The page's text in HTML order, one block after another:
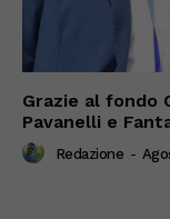
Grazie al fondo
Pavanelli e
Redazione -